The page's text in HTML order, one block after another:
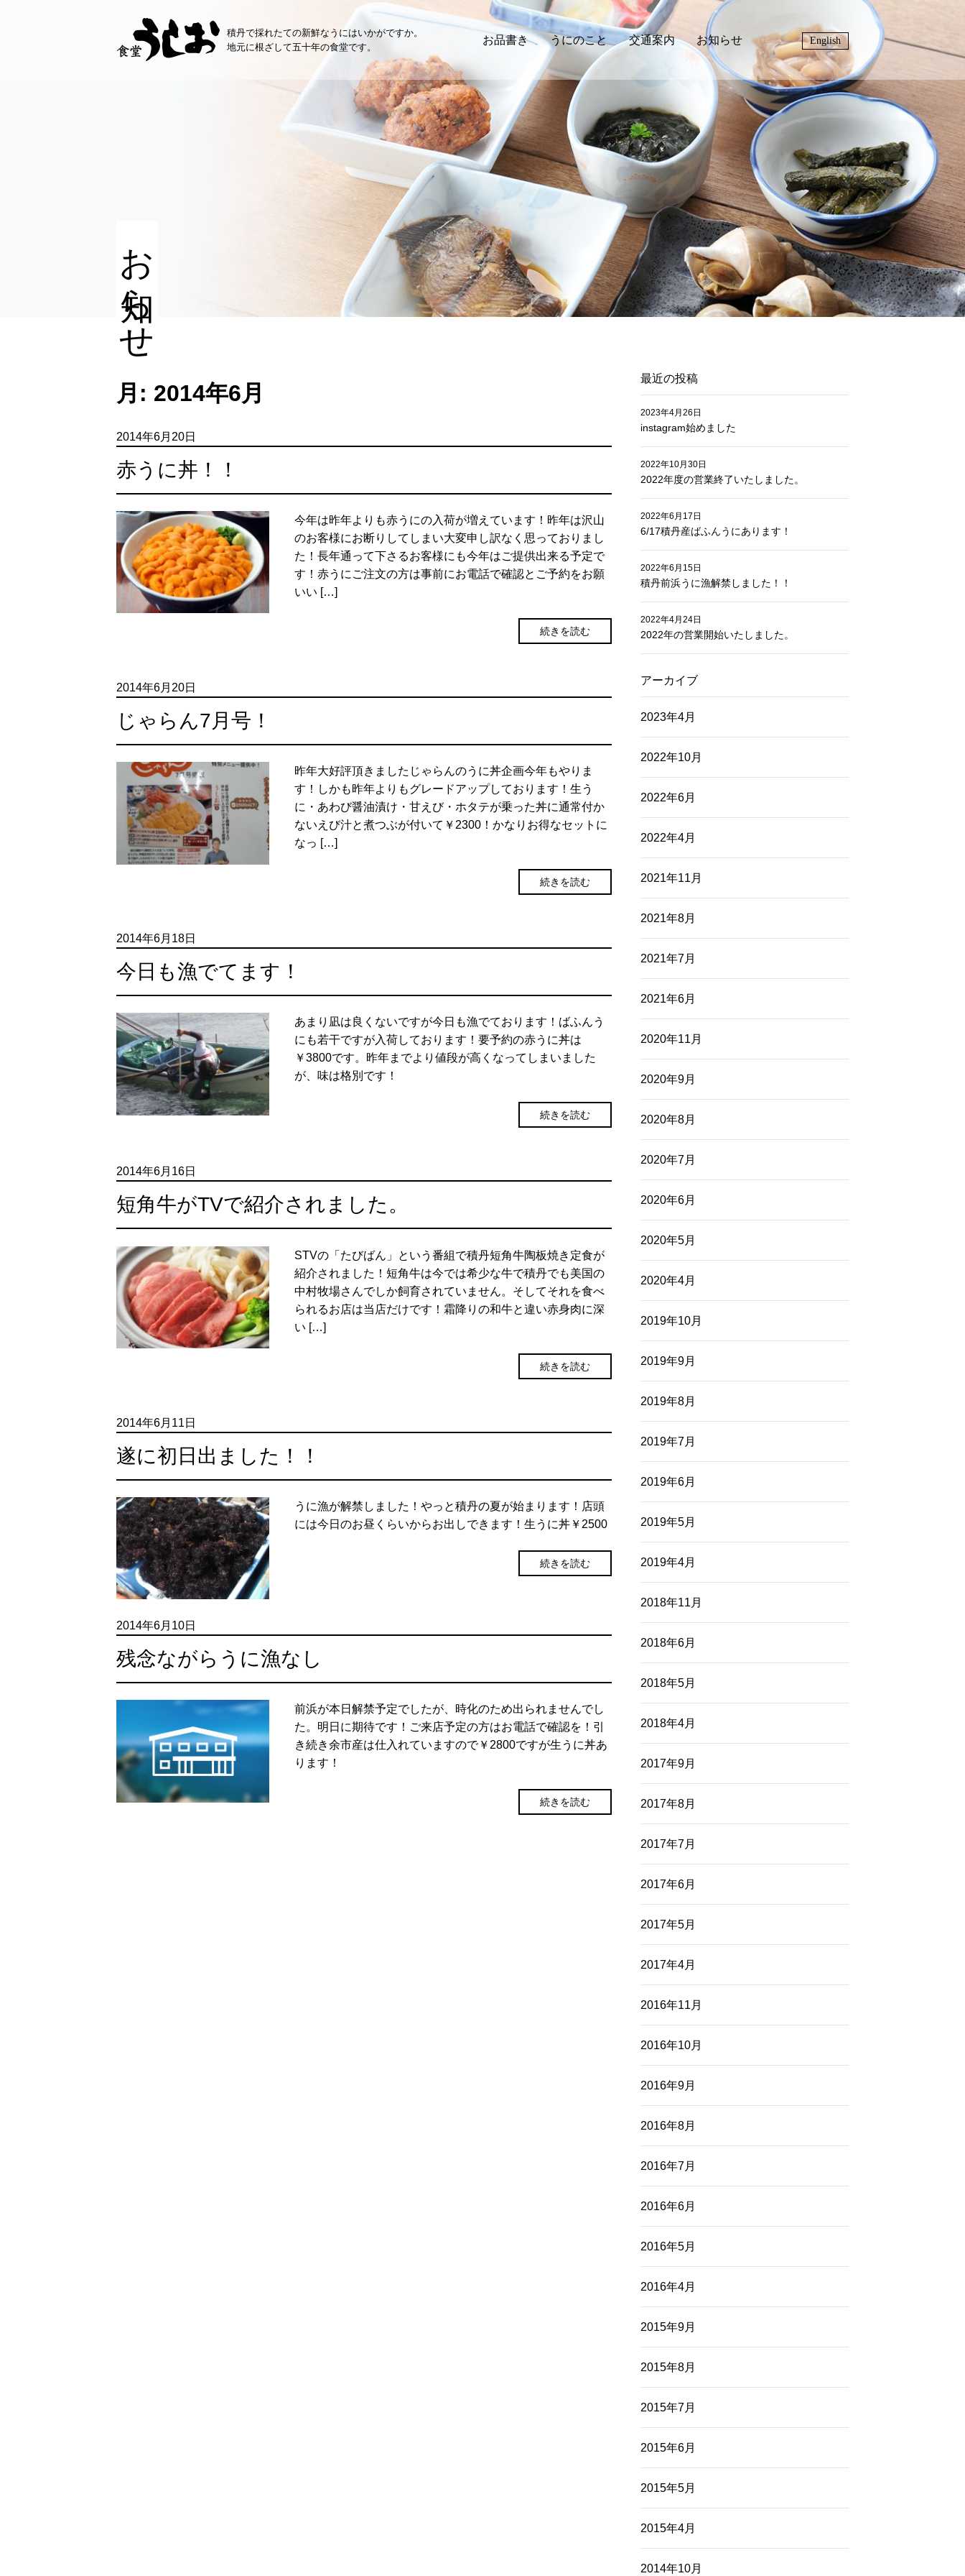
積丹で採れたての新鮮なうにはいかがですか。
地元に根ざして五十年の食堂です。
お品書き うにのこと 交通案内 お知らせ English
お知らせ
月: 2014年6月
2014年6月20日
赤うに丼！！
今年は昨年よりも赤うにの入荷が増えています！昨年は沢山
のお客様にお断りしてしまい大変申し訳なく思っておりまし
た！長年通って下さるお客様にも今年はご提供出来る予定で
す！赤うにご注文の方は事前にお電話で確認とご予約をお願
いい […]
続きを読む
2014年6月20日
じゃらん7月号！
昨年大好評頂きましたじゃらんのうに丼企画今年もやりま
す！しかも昨年よりもグレードアップしております！生う
に・あわび醤油漬け・甘えび・ホタテが乗った丼に通常付か
ないえび汁と煮つぶが付いて￥2300！かなりお得なセットに
なっ […]
続きを読む
2014年6月18日
今日も漁でてます！
あまり凪は良くないですが今日も漁でております！ばふんう
にも若干ですが入荷しております！要予約の赤うに丼は
￥3800です。昨年までより値段が高くなってしまいました
が、味は格別です！
続きを読む
2014年6月16日
短角牛がTVで紹介されました。
STVの「たびばん」という番組で積丹短角牛陶板焼き定食が
紹介されました！短角牛は今では希少な牛で積丹でも美国の
中村牧場さんでしか飼育されていません。そしてそれを食べ
られるお店は当店だけです！霜降りの和牛と違い赤身肉に深
い […]
続きを読む
2014年6月11日
遂に初日出ました！！
うに漁が解禁しました！やっと積丹の夏が始まります！店頭
には今日のお昼くらいからお出しできます！生うに丼￥2500
続きを読む
2014年6月10日
残念ながらうに漁なし
前浜が本日解禁予定でしたが、時化のため出られませんでし
た。明日に期待です！ご来店予定の方はお電話で確認を！引
き続き余市産は仕入れていますので￥2800ですが生うに丼あ
ります！
続きを読む
最近の投稿
instagram始めました
2023年4月26日
2022年度の営業終了いたしました。
2022年10月30日
6/17積丹産ばふんうにあります！
2022年6月17日
積丹前浜うに漁解禁しました！！
2022年6月15日
2022年の営業開始いたしました。
2022年4月24日
アーカイブ
2023年4月
2022年10月
2022年6月
2022年4月
2021年11月
2021年8月
2021年7月
2021年6月
2020年11月
2020年9月
2020年8月
2020年7月
2020年6月
2020年5月
2020年4月
2019年10月
2019年9月
2019年8月
2019年7月
2019年6月
2019年5月
2019年4月
2018年11月
2018年6月
2018年5月
2018年4月
2017年9月
2017年8月
2017年7月
2017年6月
2017年5月
2017年4月
2016年11月
2016年10月
2016年9月
2016年8月
2016年7月
2016年6月
2016年5月
2016年4月
2015年9月
2015年8月
2015年7月
2015年6月
2015年5月
2015年4月
2014年10月